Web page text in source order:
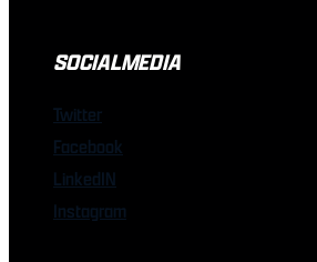
SOCIALMEDIA
Twitter
Facebook
LinkedIN
Instagram